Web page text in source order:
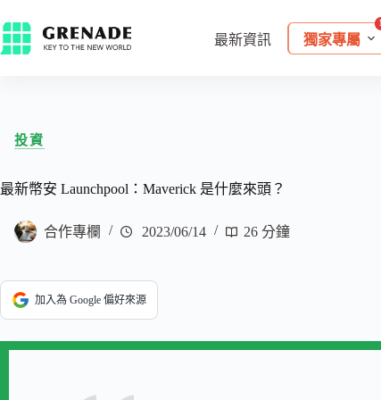
最新資訊 獨家專屬
投資
最新幣安 Launchpool：Maverick 是什麼來頭？
合作專欄 2023/06/14 26 分鐘
加入為 Google 偏好來源